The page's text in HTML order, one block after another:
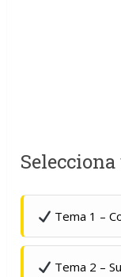
Tema 1 –
Tema 2 –